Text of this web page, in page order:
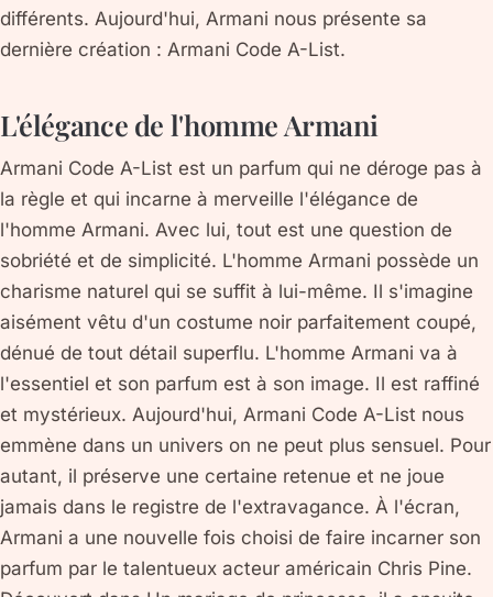
différents. Aujourd'hui, Armani nous présente sa
dernière création : Armani Code A-List.
L'élégance de l'homme Armani
Armani Code A-List est un parfum qui ne déroge pas à
la règle et qui incarne à merveille l'élégance de
l'homme Armani. Avec lui, tout est une question de
sobriété et de simplicité. L'homme Armani possède un
charisme naturel qui se suffit à lui-même. Il s'imagine
aisément vêtu d'un costume noir parfaitement coupé,
dénué de tout détail superflu. L'homme Armani va à
l'essentiel et son parfum est à son image. Il est raffiné
et mystérieux. Aujourd'hui, Armani Code A-List nous
emmène dans un univers on ne peut plus sensuel. Pour
autant, il préserve une certaine retenue et ne joue
jamais dans le registre de l'extravagance. À l'écran,
Armani a une nouvelle fois choisi de faire incarner son
parfum par le talentueux acteur américain Chris Pine.